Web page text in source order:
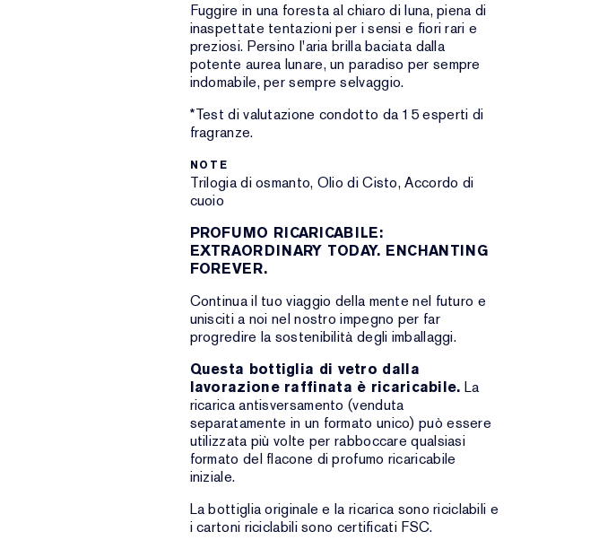
Fuggire in una foresta al chiaro di luna, piena di
inaspettate tentazioni per i sensi e fiori rari e
preziosi. Persino l'aria brilla baciata dalla
potente aurea lunare, un paradiso per sempre
indomabile, per sempre selvaggio.
*Test di valutazione condotto da 15 esperti di
fragranze.
NOTE
Trilogia di osmanto, Olio di Cisto, Accordo di
cuoio
PROFUMO RICARICABILE:
EXTRAORDINARY TODAY. ENCHANTING
FOREVER.
Continua il tuo viaggio della mente nel futuro e
unisciti a noi nel nostro impegno per far
progredire la sostenibilità degli imballaggi.
Questa bottiglia di vetro dalla
lavorazione raffinata è ricaricabile. La
ricarica antisversamento (venduta
separatamente in un formato unico) può essere
utilizzata più volte per rabboccare qualsiasi
formato del flacone di profumo ricaricabile
iniziale.
La bottiglia originale e la ricarica sono riciclabili e
i cartoni riciclabili sono certificati FSC.